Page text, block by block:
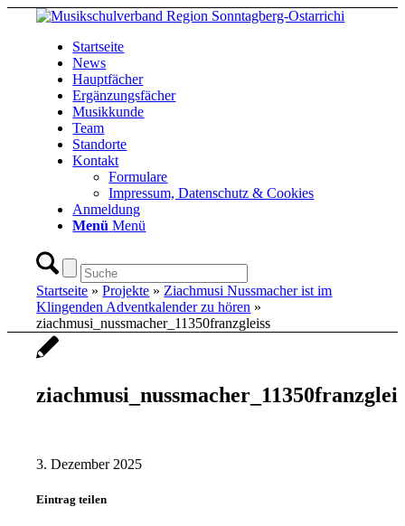
Startseite
News
Hauptfächer
Ergänzungsfächer
Musikkunde
Team
Standorte
Kontakt
Formulare
Impressum, Datenschutz & Cookies
Anmeldung
Menü Menü
Startseite »Projekte » Ziachmusi Nussmacher ist im
Klingenden Adventkalender zu hören »
ziachmusi_nussmacher_11350franzgleiss
3. Dezember 2025
Eintrag teilen